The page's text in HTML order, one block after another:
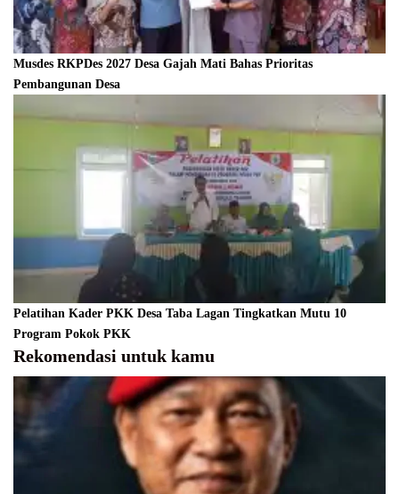
Musdes RKPDes 2027 Desa Gajah Mati Bahas Prioritas
Pembangunan Desa
Pelatihan Kader PKK Desa Taba Lagan Tingkatkan Mutu 10
Program Pokok PKK
Rekomendasi untuk kamu